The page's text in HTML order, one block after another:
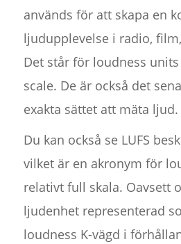
används för att skapa en
ljudupplevelse i radio,
Det står för loudness
scale. De är också det
exakta sättet att mäta ljud.
Du kan också se LUFS
vilket är en akronym för
relativt full skala. Oavsett
ljudenhet representerad
loudness K-vägd i